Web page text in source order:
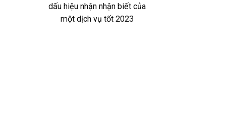
dấu hiệu nhận nhận biết của
một dịch vụ tốt 2023